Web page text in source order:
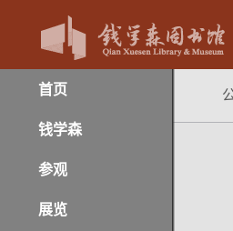
首页
钱学森
参观
展览